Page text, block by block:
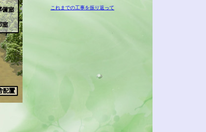
これまでの工事を振り返って